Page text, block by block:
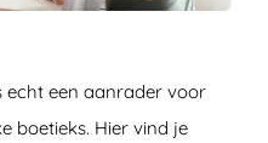
echt een aanrader voor
boetieks. Hier vind je